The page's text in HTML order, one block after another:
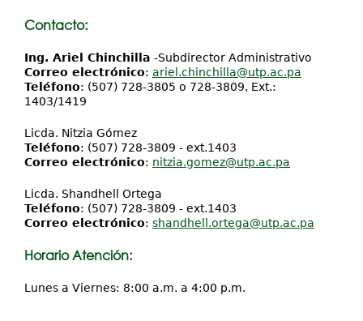
Contacto:
Ing. Ariel Chinchilla -Subdirector Administrativo
Correo electrónico: ariel.chinchilla@utp.ac.pa
Teléfono: (507) 728-3805 o 728-3809, Ext.:
1403/1419
Licda. Nitzia Gómez
Teléfono: (507) 728-3809 - ext.1403
Correo electrónico: nitzia.gomez@utp.ac.pa
Licda. Shandhell Ortega
Teléfono: (507) 728-3809 - ext.1403
Correo electrónico: shandhell.ortega@utp.ac.pa
Horario Atención:
Lunes a Viernes: 8:00 a.m. a 4:00 p.m.